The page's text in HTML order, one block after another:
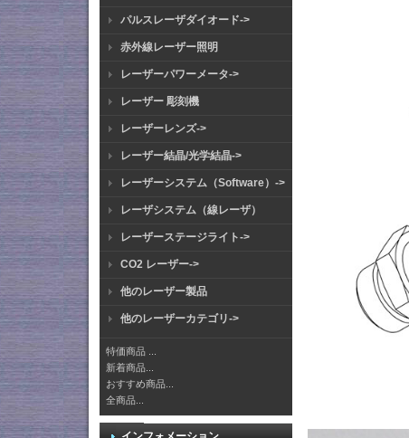
パルスレーザダイオード->
赤外線レーザー照明
レーザーパワーメータ->
レーザー 彫刻機
レーザーレンズ->
レーザー結晶/光学結晶->
レーザーシステム（Software）->
レーザシステム（線レーザ）
レーザーステージライト->
CO2 レーザー->
他のレーザー製品
他のレーザーカテゴリ->
特価商品 ...
新着商品...
おすすめ商品...
全商品...